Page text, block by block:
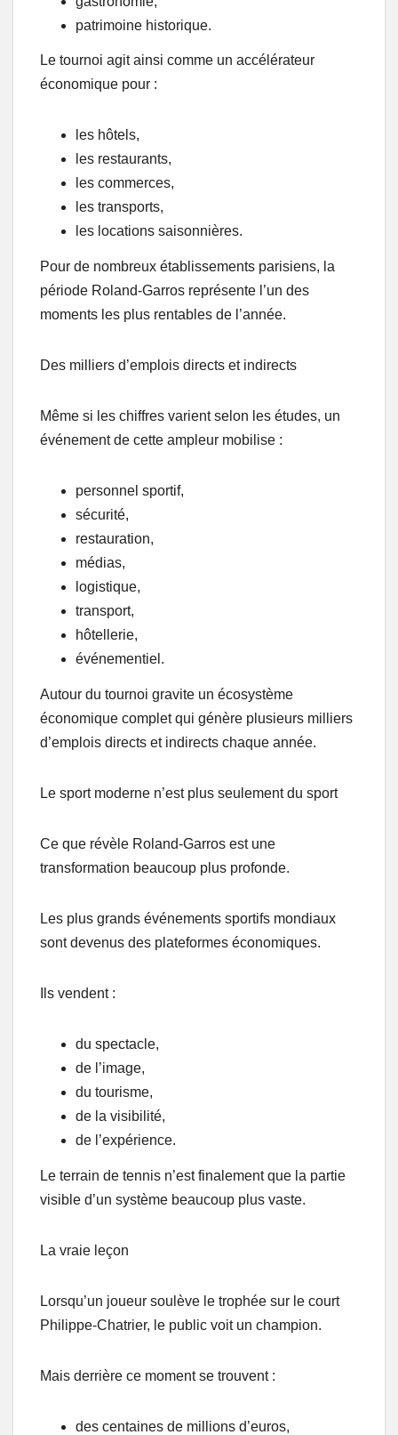
patrimoine historique.
Le tournoi agit ainsi comme un accélérateur
économique pour :
les hôtels,
les restaurants,
les commerces,
les transports,
les locations saisonnières.
Pour de nombreux établissements parisiens, la
période Roland-Garros représente l’un des
moments les plus rentables de l’année.
Des milliers d’emplois directs et indirects
Même si les chiffres varient selon les études, un
événement de cette ampleur mobilise :
personnel sportif,
sécurité,
restauration,
médias,
logistique,
transport,
hôtellerie,
événementiel.
Autour du tournoi gravite un écosystème
économique complet qui génère plusieurs milliers
d’emplois directs et indirects chaque année.
Le sport moderne n’est plus seulement du sport
Ce que révèle Roland-Garros est une
transformation beaucoup plus profonde.
Les plus grands événements sportifs mondiaux
sont devenus des plateformes économiques.
Ils vendent :
du spectacle,
de l’image,
du tourisme,
de la visibilité,
de l’expérience.
Le terrain de tennis n’est finalement que la partie
visible d’un système beaucoup plus vaste.
La vraie leçon
Lorsqu’un joueur soulève le trophée sur le court
Philippe-Chatrier, le public voit un champion.
Mais derrière ce moment se trouvent :
des centaines de millions d’euros,